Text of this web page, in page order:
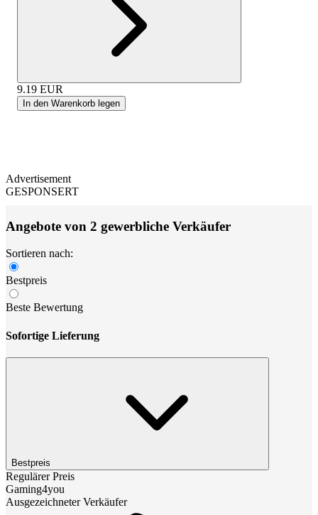
9.19 EUR
In den Warenkorb legen
Advertisement
GESPONSERT
Angebote von 2 gewerbliche Verkäufer
Sortieren nach:
Bestpreis
Beste Bewertung
Sofortige Lieferung
Bestpreis
Regulärer Preis
Gaming4you
Ausgezeichneter Verkäufer